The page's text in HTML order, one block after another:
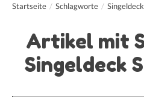
Startseite / Schlagworte /
Artikel mit
Singeldeck